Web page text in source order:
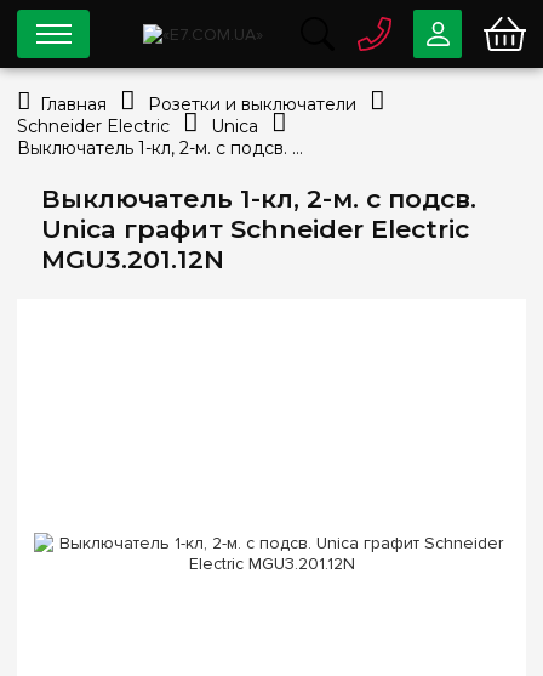
Выключатель 1-кл, 2-м. c подсв.
Unica графит Schneider Electric
MGU3.201.12N
0 80033-63-07
info@e7.com.ua
Viber Telegram
Главная
Розетки и выключатели
Schneider Electric
Unica
Выключатель 1-кл, 2-м. c подсв. Unica графит Schneider Electric MGU3.201.12N